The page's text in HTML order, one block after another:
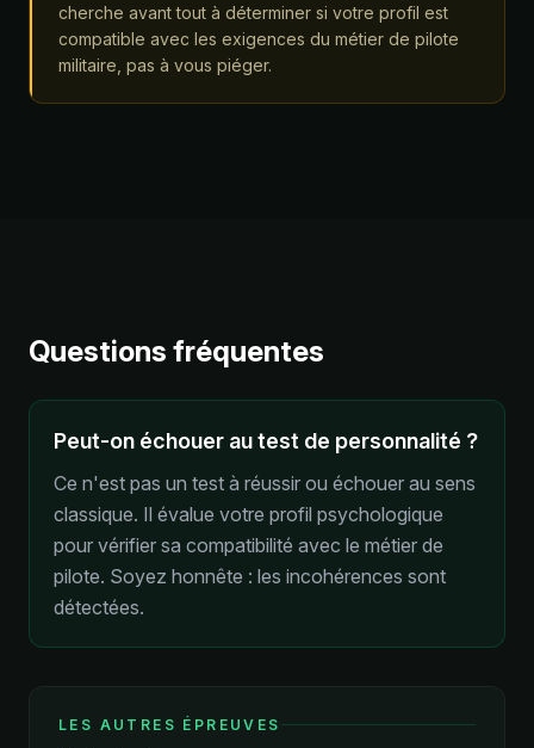
cherche avant tout à déterminer si votre profil est
compatible avec les exigences du métier de pilote
militaire, pas à vous piéger.
Questions fréquentes
Peut-on échouer au test de personnalité ?
Ce n'est pas un test à réussir ou échouer au sens
classique. Il évalue votre profil psychologique
pour vérifier sa compatibilité avec le métier de
pilote. Soyez honnête : les incohérences sont
détectées.
LES AUTRES ÉPREUVES